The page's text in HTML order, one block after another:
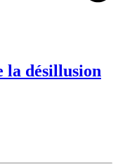
désillusion